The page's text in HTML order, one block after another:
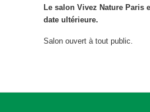
Le salon Vivez Nature Paris
date ultérieure.
Salon ouvert à tout public.